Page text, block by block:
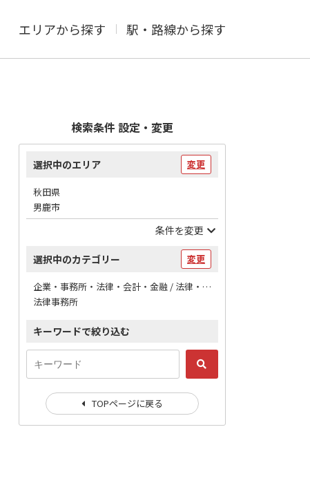
エリアから探す 駅・路線から探す
検索条件 設定・変更
選択中のエリア 変更
秋田県
男鹿市
条件を変更
選択中のカテゴリー 変更
企業・事務所・法律・会計・金融 / 法律・会計
法律事務所
キーワードで絞り込む
TOPページに戻る